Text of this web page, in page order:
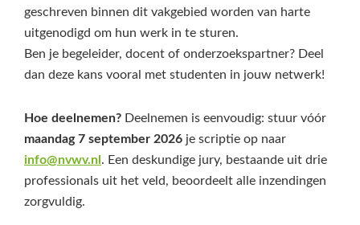
geschreven binnen dit vakgebied worden van harte
uitgenodigd om hun werk in te sturen.
Ben je begeleider, docent of onderzoekspartner? Deel
dan deze kans vooral met studenten in jouw netwerk!
Hoe deelnemen? Deelnemen is eenvoudig: stuur vóór
maandag 7 september 2026 je scriptie op naar
info@nvwv.nl . Een deskundige jury, bestaande uit drie
professionals uit het veld, beoordeelt alle inzendingen
zorgvuldig.